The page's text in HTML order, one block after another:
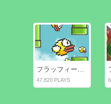
47,820 PLAYS